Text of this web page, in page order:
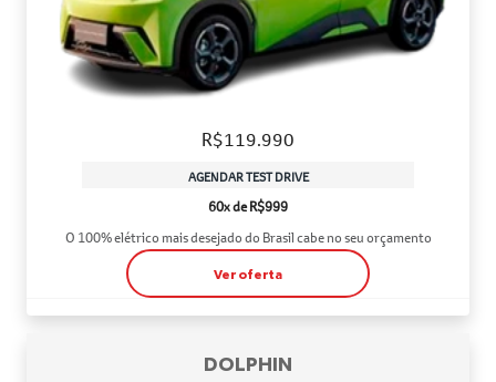
R$119.990
AGENDAR TEST DRIVE
60x de R$999
O 100% elétrico mais desejado do Brasil cabe no seu orçamento
Ver oferta
DOLPHIN